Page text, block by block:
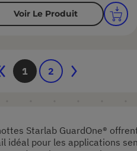
Voir Le Produit
PageVous lisez actuellement la
1 Page
2
Starlab GuardOne®
idéal pour les applications